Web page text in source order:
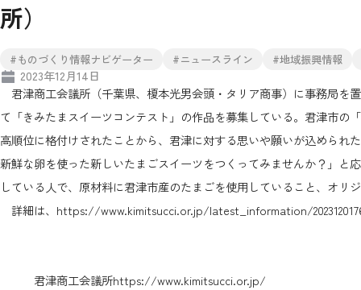
所）
#ものづくり情報ナビゲーター #ニュースライン #地域振興情報
2023年12月14日
君津商工会議所（千葉県、榎本光男会頭・タリア商事）に事務局を
て「きみたまスイーツコンテスト」の作品を募集している。君津市の
高順位に格付けされたことから、君津に対する思いや願いが込められ
新鮮な卵を使った新しいたまごスイーツをつくってみませんか？」と
している人で、原材料に君津市産のたまごを使用していること、オリ
詳細は、 https://www.kimitsucci.or.jp/latest_information/
君津商工会議所https://www.kimitsucci.or.jp/